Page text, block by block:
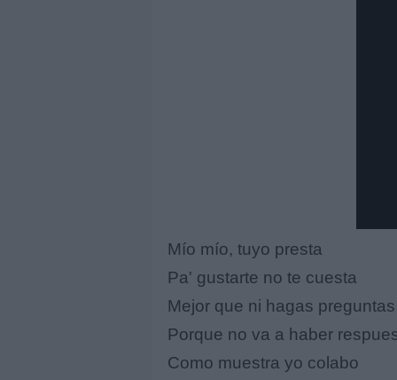
Mío mío, tuyo presta
Pa' gustarte no te cuesta
Mejor que ni hagas preguntas
Porque no va a haber
Como muestra yo colabo